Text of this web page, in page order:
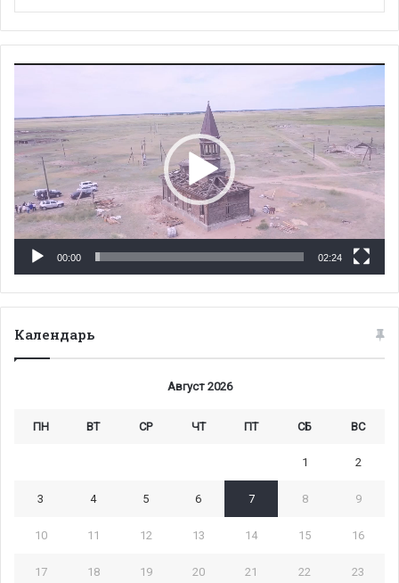
00:00 02:24
Календарь
Август 2026
ПН ВТ СР ЧТ ПТ СБ ВС
1 2
3 4 5 6 7 8 9
10 11 12 13 14 15 16
17 18 19 20 21 22 23